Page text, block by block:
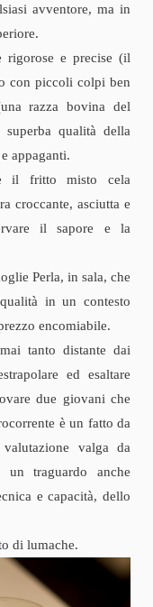
avventore, ma in
rigorose e precise (il
con piccoli colpi ben
razza bovina del
qualità della
appaganti.
il fritto misto cela
croccante, asciutta e
il sapore e la
Perla, in sala, che
in un contesto
encomiabile.
tanto distante dai
ed esaltare
due giovani che
è un fatto da
valga da
traguardo anche
e capacità, dello
di lumache.